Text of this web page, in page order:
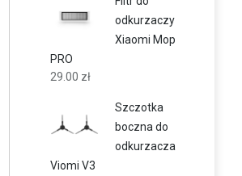
odkurzaczy
Xiaomi Mop
PRO
29.00 zł
Szczotka
boczna do
odkurzacza
Viomi V3